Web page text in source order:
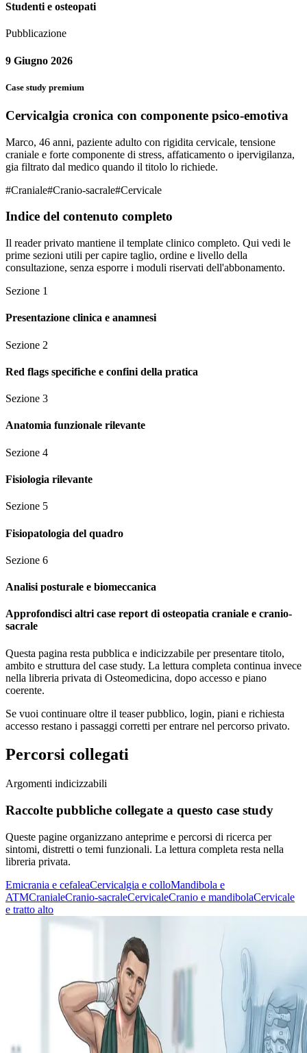
Studenti e osteopati
Pubblicazione
9 Giugno 2026
Case study premium
Cervicalgia cronica con componente psico-emotiva
Marco, 46 anni, paziente adulto con rigidita cervicale, tensione
craniale e forte componente di stress, affaticamento o ipervigilanza,
gia filtrato dal medico quando il titolo lo richiede.
#Craniale#Cranio-sacrale#Cervicale
Indice del contenuto completo
Il reader privato mantiene il template clinico completo. Qui vedi le
prime sezioni utili per capire taglio, ordine e livello della
consultazione, senza esporre i moduli riservati dell'abbonamento.
Sezione 1
Presentazione clinica e anamnesi
Sezione 2
Red flags specifiche e confini della pratica
Sezione 3
Anatomia funzionale rilevante
Sezione 4
Fisiologia rilevante
Sezione 5
Fisiopatologia del quadro
Sezione 6
Analisi posturale e biomeccanica
Approfondisci altri case report di osteopatia craniale e cranio-
sacrale
Questa pagina resta pubblica e indicizzabile per presentare titolo,
ambito e struttura del case study. La lettura completa continua invece
nella libreria privata di Osteomedicina, dopo accesso e piano
coerente.
Se vuoi continuare oltre il teaser pubblico, login, piani e richiesta
accesso restano i passaggi corretti per entrare nel percorso privato.
Percorsi collegati
Argomenti indicizzabili
Raccolte pubbliche collegate a questo case study
Queste pagine organizzano anteprime e percorsi di ricerca per
sintomi, distretti o temi funzionali. La lettura completa resta nella
libreria privata.
Emicrania e cefaleaCervicalgia e colloMandibola e
ATMCranialeCranio-sacraleCervicaleCranio e mandibolaCervicale
e tratto alto